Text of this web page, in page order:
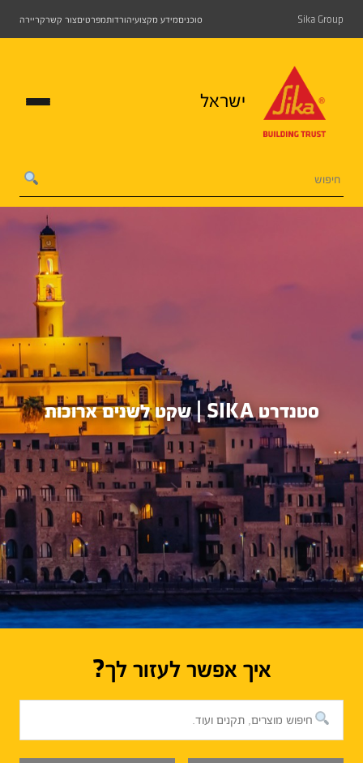
Sika Group סוכניםמידע מקצועיהורדותמפרטיםצור קשרקריירה
ישראל
סטנדרט SIKA | שקט לשנים ארוכות
איך אפשר לעזור לך?